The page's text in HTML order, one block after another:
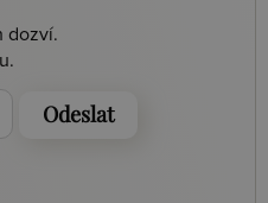
dozví.
Odeslat